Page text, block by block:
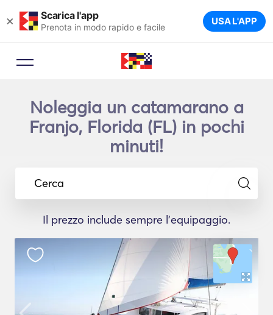
× Scarica l'app
Prenota in modo rapido e facile USA L'APP
Noleggia un catamarano a
Franjo, Florida (FL) in pochi
minuti!
Cerca
Il prezzo include sempre l'equipaggio.